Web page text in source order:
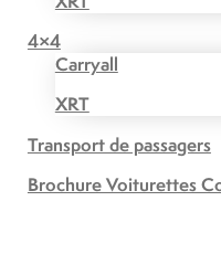
4×4
Carryall
XRT
Transport de passagers
Brochure Voiturettes